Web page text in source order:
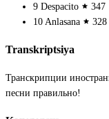
9 Despacito
347
10 Anlasana 328
Transkriptsiya
Транскрипции
песни правильно!